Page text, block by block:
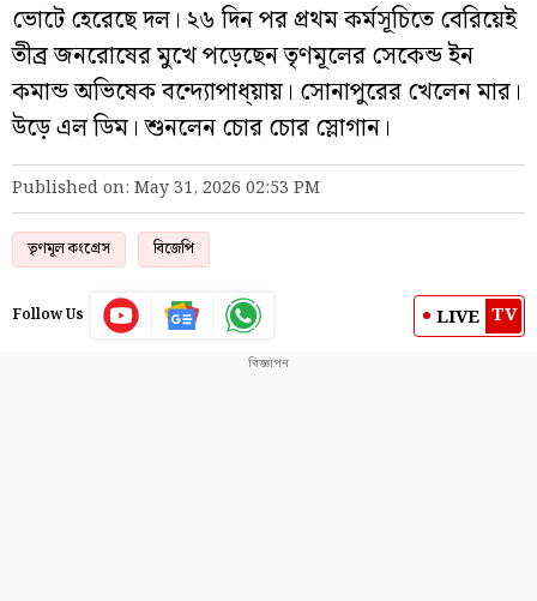
ভোটে হেরেছে দল। ২৬ দিন পর প্রথম কর্মসূচিতে বেরিয়েই
তীব্র জনরোষের মুখে পড়েছেন তৃণমূলের সেকেন্ড ইন
কমান্ড অভিষেক বন্দ্যোপাধ্য়ায়। সোনাপুরের খেলেন মার।
উড়ে এল ডিম। শুনলেন চোর চোর স্লোগান।
Published on: May 31, 2026 02:53 PM
তৃণমূল কংগ্রেস বিজেপি
Follow Us LIVE TV